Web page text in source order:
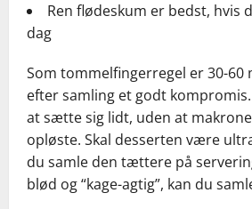
Ren flødeskum er bedst, hvis
dag
Som tommelfingerregel er 30-60
efter samling et godt
at sætte sig lidt, uden at
opløste. Skal desserten være
du samle den tættere på
blød og “kage-agtig”, kan du